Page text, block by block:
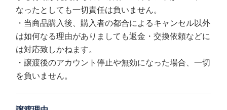
なったとしても一切責任は負いません。
・当商品購入後、購入者の都合によるキャンセル以外
は如何なる理由がありましても返金・交換依頼などに
は対応致しかねます。
・譲渡後のアカウント停止や無効になった場合、一切
を負いません。